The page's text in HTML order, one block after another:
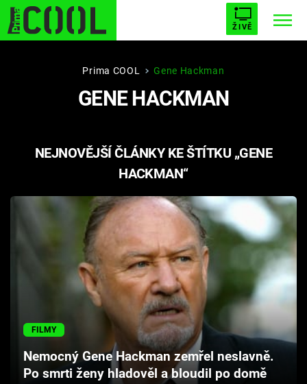
ŽIVĚ
STARHOUSE BUFFY, PŘEMOŽITELKA UPÍRŮ
PLNEJ KOTEL AVENGERS 5
Cool Esport
Pořady
Prima COOL Gene Hackman
GENE HACKMAN
NEJNOVĚJŠÍ ČLÁNKY KE ŠTÍTKU „GENE
HACKMAN“
FILMY
Nemocný Gene Hackman zemřel neslavně.
Po smrti ženy hladověl a bloudil po domě